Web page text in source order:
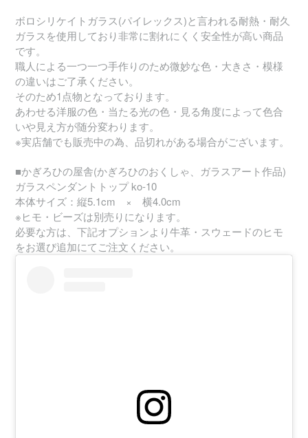
ボロシリケイトガラス(パイレックス)と言われる耐熱・耐久
ガラスを使用しており非常に割れにくく安全性が高い商品
です。
職人による一つ一つ手作りのため微妙な色・大きさ・模様
の違いはご了承ください。
そのため1点物となっております。
あわせる洋服の色・当たる光の色・見る角度によって色合
いや見え方が随分変わります。
※実店舗でも販売中の為、品切れがある場合がございます。
■かぎろひの屋舎(かぎろひのおくしゃ、ガラスアート作品)
ガラスペンダントトップ ko-10
本体サイズ：縦5.1cm × 横4.0cm
※ヒモ・ビーズは別売りになります。
必要な方は、下記オプションより牛革・スウェードのヒモ
をお選び追加にてご注文ください。